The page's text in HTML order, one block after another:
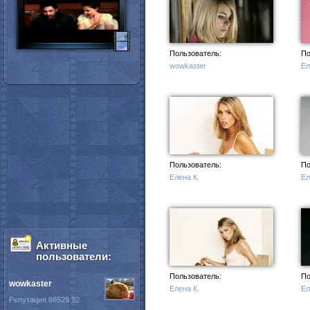
Пользователь:
wowkaster
Пользователь:
Елена К.
Пользователь:
Елена К.
Активные
пользователи:
wowkaster
Репутация 86529.92